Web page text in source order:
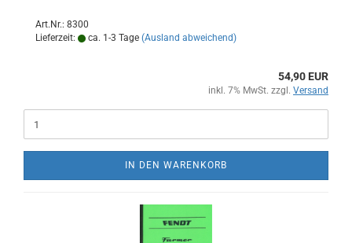
Art.Nr.: 8300
Lieferzeit:
ca. 1-3 Tage (Ausland abweichend)
54,90 EUR
inkl. 7% MwSt. zzgl. Versand
IN DEN WARENKORB